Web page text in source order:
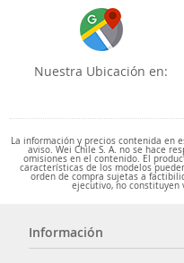
Nuestra Ubicación en:
La información y precios contenida en
aviso. Wei Chile S. A. no se hace
omisiones en el contenido. El
características de los modelos
orden de compra sujetas a
ejecutivo, no constituyen
Información